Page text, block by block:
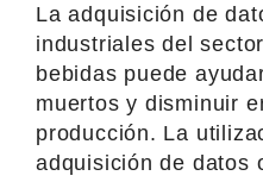
La adquisición de
industriales del
bebidas puede
muertos y disminuir
producción. La
adquisición de datos